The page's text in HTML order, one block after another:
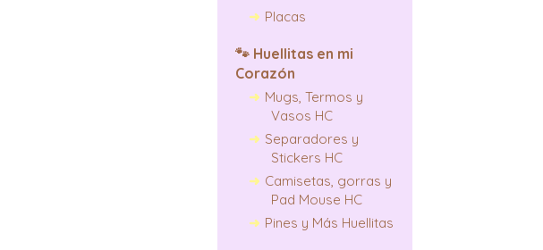
Placas
🐾 Huellitas en mi
Corazón
Mugs, Termos y
Vasos HC
Separadores y
Stickers HC
Camisetas, gorras y
Pad Mouse HC
Pines y Más Huellitas